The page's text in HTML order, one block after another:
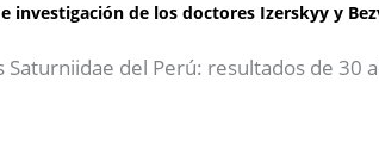
investigación de los doctores Izerskyy y
del Perú: resultados de 30